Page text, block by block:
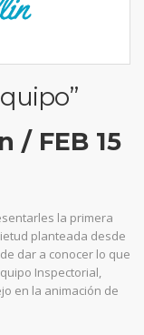
/ FEB 15
la primera
planteada desde
dar a conocer lo que
Inspectorial,
en la animación de